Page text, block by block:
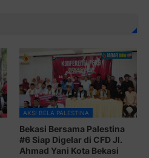
AKSI BELA PALESTINA
Bekasi Bersama Palestina
#6 Siap Digelar di CFD Jl.
Ahmad Yani Kota Bekasi